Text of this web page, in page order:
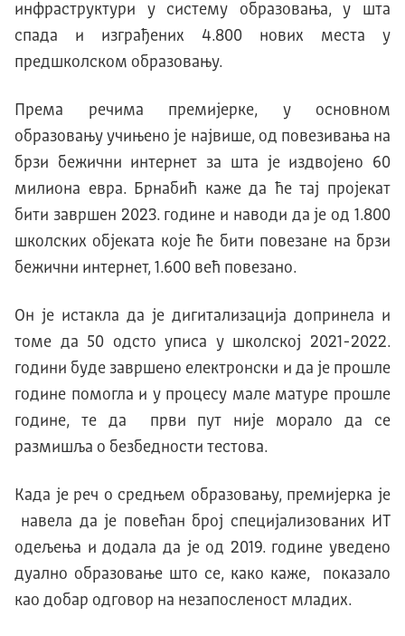
инфраструктури у систему образовања, у шта
спада и изграђених 4.800 нових места у
предшколском образовању.
Према речима премијерке, у основном
образовању учињено је највише, од повезивања на
брзи бежични интернет за шта је издвојено 60
милиона евра. Брнабић каже да ће тај пројекат
бити завршен 2023. године и наводи да је од 1.800
школских објеката које ће бити повезане на брзи
бежични интернет, 1.600 већ повезано.
Он је истакла да је дигитализација допринела и
томе да 50 одсто уписа у школској 2021-2022.
години буде завршено електронски и да је прошле
године помогла и у процесу мале матуре прошле
године, те да први пут није морало да се
размишља о безбедности тестова.
Kада је реч о средњем образовању, премијерка је
навела да је повећан број специјализованих ИТ
одељења и додала да је од 2019. године уведено
дуално образовање што се, како каже, показало
као добар одговор на незапосленост младих.